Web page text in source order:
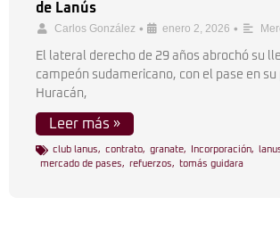
de Lanús
Carlos González • enero 2, 2026 •
El lateral derecho de 29 años abrochó su
campeón sudamericano, con el pase en su
Huracán,
Leer más »
club lanus, contrato, granate, Incorporación,
mercado de pases, refuerzos, tomás guidara